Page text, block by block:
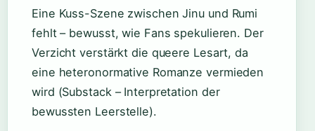
Eine Kuss-Szene zwischen Jinu und Rumi
fehlt – bewusst, wie Fans spekulieren. Der
Verzicht verstärkt die queere Lesart, da
eine heteronormative Romanze vermieden
wird (Substack – Interpretation der
bewussten Leerstelle).